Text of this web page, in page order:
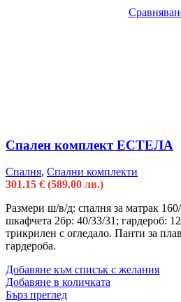
Спален комплект ЕСТЕЛА
Спалня, Спални комплекти
301.15 € (589.00 лв.)
Размери ш/в/д: спалня за матрак
шкафчета 2бр: 40/33/31; гардероб:
трикрилен с огледало. Панти за
гардероба.
Добавяне към списък с желания
Добавяне в количката
Бърз преглед